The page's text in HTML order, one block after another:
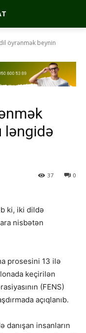
öyrənmək beynin
ləngidə
0
37
ki, iki dildə
nisbətən
prosesini 13 ilə
keçirilən
(FENS)
açıqlanıb.
danışan insanların